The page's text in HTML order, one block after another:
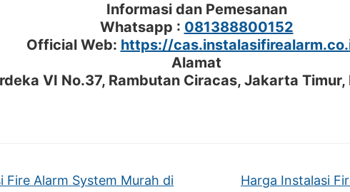
Informasi dan Pemesanan
Whatsapp : 081388800152
Official Web: https://
Alamat
VI No.37, Rambutan Ciracas, Jakarta
Fire Alarm System Murah di
Harga Instalasi